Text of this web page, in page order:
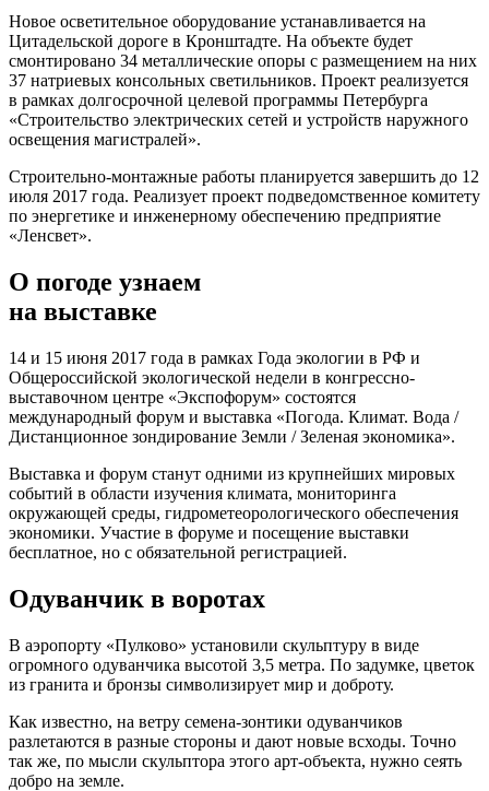
Новое осветительное оборудование устанавливается на
Цитадельской дороге в Кронштадте. На объекте будет
смонтировано 34 металлические опоры с размещением на них
37 натриевых консольных светильников. Проект реализуется
в рамках долгосрочной целевой программы Петербурга
«Строительство электрических сетей и устройств наружного
освещения магистралей».
Строительно-монтажные работы планируется завершить до 12
июля 2017 года. Реализует проект подведомственное комитету
по энергетике и инженерному обеспечению предприятие
«Ленсвет».
О погоде узнаем
на выставке
14 и 15 июня 2017 года в рамках Года экологии в РФ и
Общероссийской экологической недели в конгрессно-
выставочном центре «Экспофорум» состоятся
международный форум и выставка «Погода. Климат. Вода /
Дистанционное зондирование Земли / Зеленая экономика».
Выставка и форум станут одними из крупнейших мировых
событий в области изучения климата, мониторинга
окружающей среды, гидрометеорологического обеспечения
экономики. Участие в форуме и посещение выставки
бесплатное, но с обязательной регистрацией.
Одуванчик в воротах
В аэропорту «Пулково» установили скульптуру в виде
огромного одуванчика высотой 3,5 метра. По задумке, цветок
из гранита и бронзы символизирует мир и доброту.
Как известно, на ветру семена-зонтики одуванчиков
разлетаются в разные стороны и дают новые всходы. Точно
так же, по мысли скульптора этого арт-объекта, нужно сеять
добро на земле.